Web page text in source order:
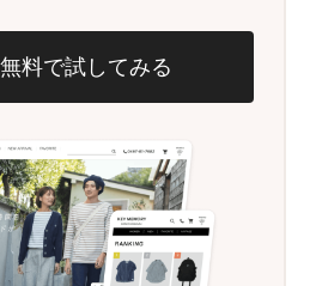
料で試してみる